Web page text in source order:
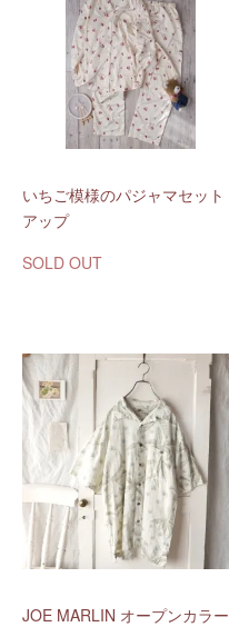
いちご模様のパジャマセット
アップ
SOLD OUT
JOE MARLIN オープンカラー